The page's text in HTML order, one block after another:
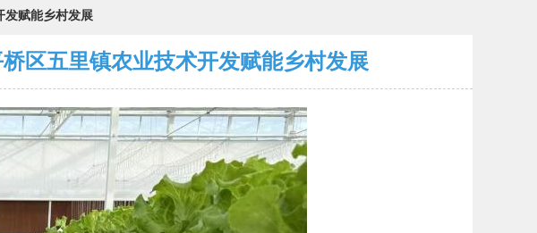
赋能乡村发展
区五里镇农业技术开发赋能乡村发展